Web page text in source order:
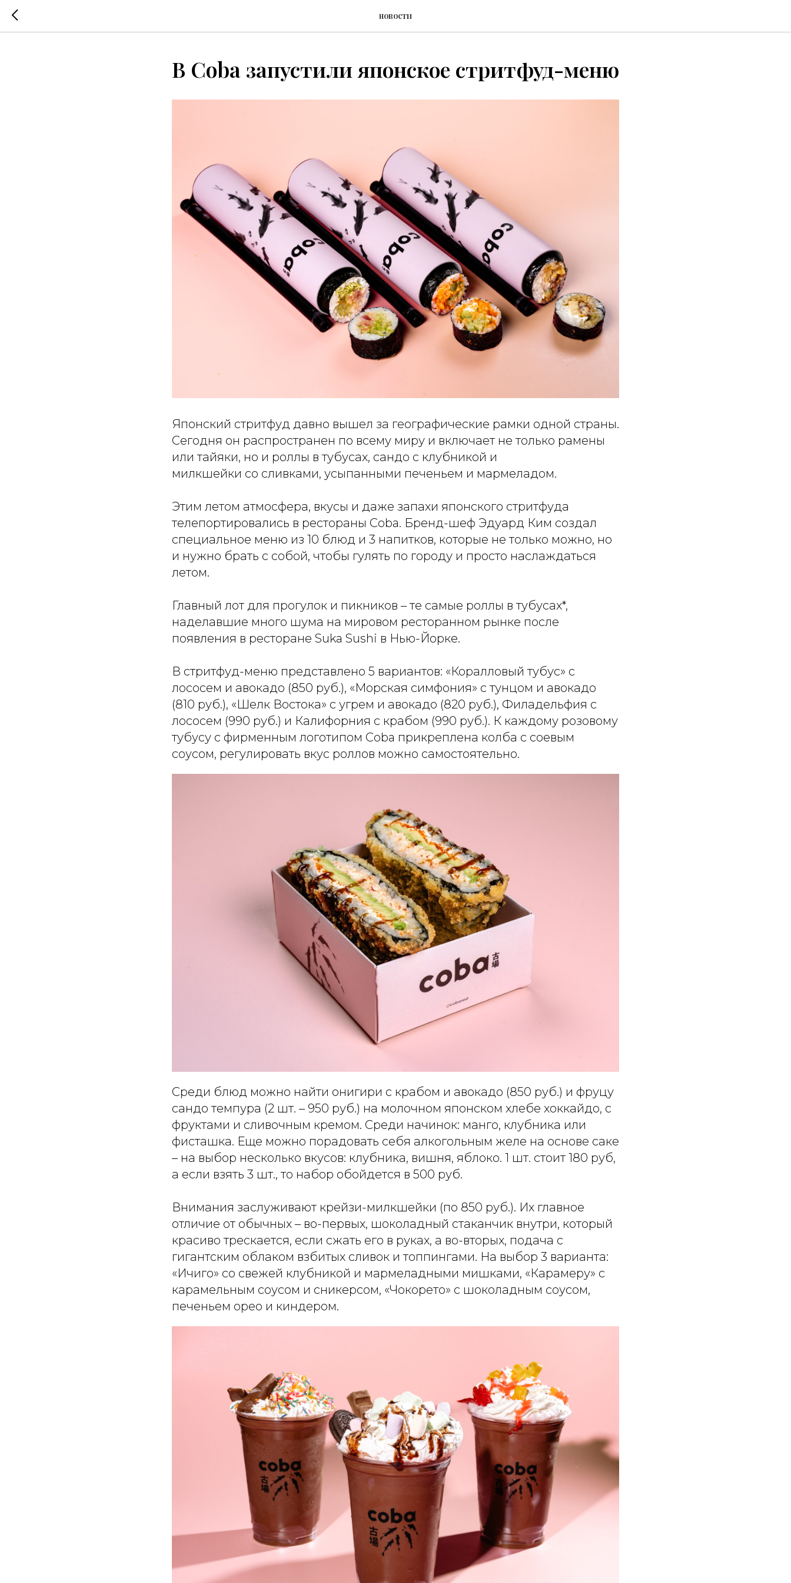
новости
В Coba запустили японское стритфуд-меню
Японский стритфуд давно вышел за географические рамки одной страны.
Сегодня он распространен по всему миру и включает не только рамены
или тайяки, но и роллы в тубусах, сандо с клубникой и
милкшейки со сливками, усыпанными печеньем и мармеладом.
Этим летом атмосфера, вкусы и даже запахи японского стритфуда
телепортировались в рестораны Coba. Бренд-шеф Эдуард Ким создал
специальное меню из 10 блюд и 3 напитков, которые не только можно, но
и нужно брать с собой, чтобы гулять по городу и просто наслаждаться
летом.
Главный лот для прогулок и пикников – те самые роллы в тубусах*,
наделавшие много шума на мировом ресторанном рынке после
появления в ресторане Suka Sushi в Нью-Йорке.
В стритфуд-меню представлено 5 вариантов: «Коралловый тубус» с
лососем и авокадо (850 руб.), «Морская симфония» с тунцом и авокадо
(810 руб.), «Шелк Востока» с угрем и авокадо (820 руб.), Филадельфия с
лососем (990 руб.) и Калифорния с крабом (990 руб.). К каждому розовому
тубусу с фирменным логотипом Coba прикреплена колба с соевым
соусом, регулировать вкус роллов можно самостоятельно.
Среди блюд можно найти онигири с крабом и авокадо (850 руб.) и фруцу
сандо темпура (2 шт. – 950 руб.) на молочном японском хлебе хоккайдо, с
фруктами и сливочным кремом. Среди начинок: манго, клубника или
фисташка. Еще можно порадовать себя алкогольным желе на основе саке
– на выбор несколько вкусов: клубника, вишня, яблоко. 1 шт. стоит 180 руб,
а если взять 3 шт., то набор обойдется в 500 руб.
Внимания заслуживают крейзи-милкшейки (по 850 руб.). Их главное
отличие от обычных – во-первых, шоколадный стаканчик внутри, который
красиво трескается, если сжать его в руках, а во-вторых, подача с
гигантским облаком взбитых сливок и топпингами. На выбор 3 варианта:
«Ичиго» со свежей клубникой и мармеладными мишками, «Карамеру» с
карамельным соусом и сникерсом, «Чокорето» с шоколадным соусом,
печеньем орео и киндером.